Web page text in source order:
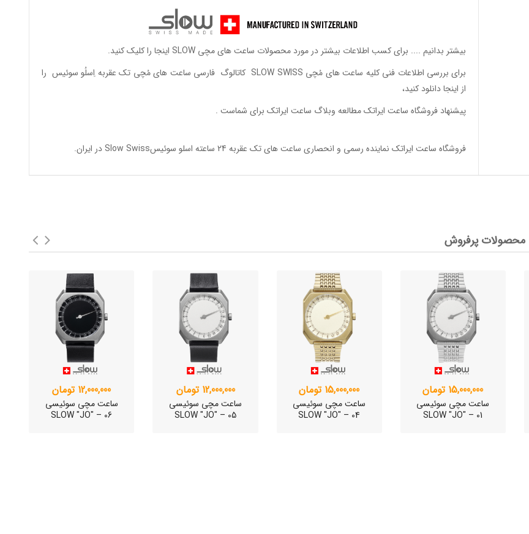
بیشتر بدانیم .... برای کسب اطلاعات بیشتر در مورد محصولات ساعت های مچی SLOW اینجا را کلیک کنید.
برای بررسی اطلاعات فنی کلیه ساعت های مُچی SLOW SWISS
کاتالوگ فارسی ساعت های مُچی تک عقربه اِسلُو سوئیس را
از اینجادانلود کنید،
پیشنهاد فروشگاه ساعت ایراتک مطالعه وبلاگ ساعت ایراتکبرای شماست .
فروشگاه ساعت ایراتک نماینده رسمی و انحصاری ساعت های تک عقربه 24 ساعته اسلو سوئیسSlow Swiss در ایران .
محصولات پرفروش
15,000,000 تومان
ساعت مچی سوئیسی
SLOW "JO" – 01
15,000,000 تومان
ساعت مچی سوئیسی
SLOW "JO" – 04
12,000,000 تومان
ساعت مچی سوئیسی
SLOW "JO" – 05
12,000,000 تومان
ساعت مچی سوئیسی
SLOW "JO" – 06